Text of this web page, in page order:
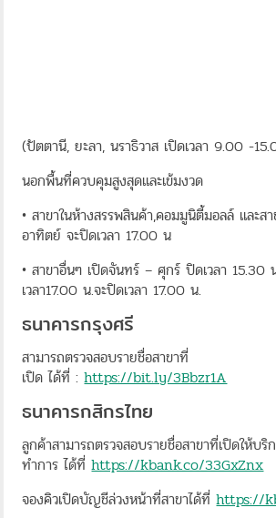
(ปัตตานี, ยะลา, นราธิวาส เปิดเวลา 9.00 -
นอกพื้นที่ควบคุมสูงสุดและเข้มงวด
• สาขาในห้างสรรพสินค้า,คอมมูนิตี้มอลล์ และส
อาทิตย์ จะปิดเวลา 17.00 น
• สาขาอื่นๆ เปิดจันทร์ – ศุกร์ ปิดเวลา 15.30
เวลา17.00 น.จะปิดเวลา 17.00 น.
ธนาคารกรุงศรี
สามารถตรวจสอบรายชื่อสาขาที่
เปิด ได้ที่ :https://bit.ly/3Bbzr1A
ธนาคารกสิกรไทย
ลูกค้าสามารถตรวจสอบรายชื่อสาขาที่เปิดให้บริ
ทำการ ได้ที่https://kbank.co/33GxZnx
จองคิวเปิดบัญชีล่วงหน้าที่สาขาได้ที่https://